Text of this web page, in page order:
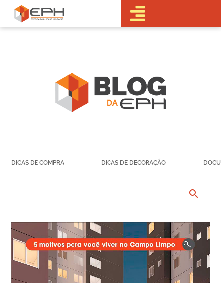
•Sobre a EPH
Lançamentos
Lançamentos
Em obras
•Trabalhe
DICAS DE COMPRA DICAS DE DECORAÇÃO
search